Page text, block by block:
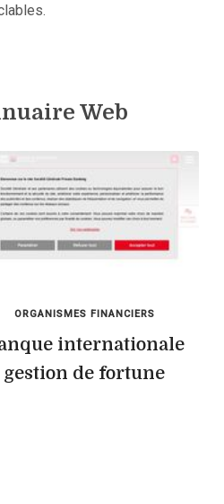
Web
ORGANISMES FINANCIERS
internationale
gestion de fortune